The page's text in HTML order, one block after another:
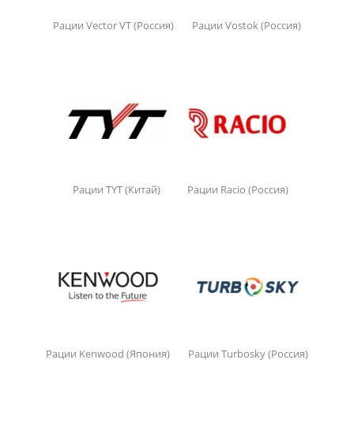
Рации Vector VT (Россия) Рации Vostok (Россия)
Рации TYT (Китай) Рации Racio (Россия)
Рации Kenwood (Япония) Рации Turbosky (Россия)